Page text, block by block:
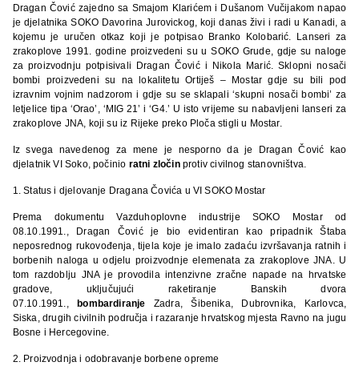
Dragan Čović zajedno sa Smajom Klarićem i Dušanom Vučijakom napao
je djelatnika SOKO Davorina Jurovickog, koji danas živi i radi u Kanadi, a
kojemu je uručen otkaz koji je potpisao Branko Kolobarić. Lanseri za
zrakoplove 1991. godine proizvedeni su u SOKO Grude, gdje su naloge
za proizvodnju potpisivali Dragan Čović i Nikola Marić. Sklopni nosači
bombi proizvedeni su na lokalitetu Ortiješ – Mostar gdje su bili pod
izravnim vojnim nadzorom i gdje su se sklapali ‘skupni nosači bombi’ za
letjelice tipa ‘Orao’, ‘MIG 21’ i ‘G4.’ U isto vrijeme su nabavljeni lanseri za
zrakoplove JNA, koji su iz Rijeke preko Ploča stigli u Mostar.
Iz svega navedenog za mene je nesporno da je Dragan Čović kao
djelatnik VI Soko, počinio ratni zločinprotiv civilnog stanovništva.
1. Status i djelovanje Dragana Čovića u VI SOKO Mostar
Prema dokumentu Vazduhoplovne industrije SOKO Mostar od
08.10.1991., Dragan Čović je bio evidentiran kao pripadnik Štaba
neposrednog rukovođenja, tijela koje je imalo zadaću izvršavanja ratnih i
borbenih naloga u odjelu proizvodnje elemenata za zrakoplove JNA. U
tom razdoblju JNA je provodila intenzivne zračne napade na hrvatske
gradove, uključujući raketiranje Banskih dvora
07.10.1991.,bombardiranje Zadra, Šibenika, Dubrovnika, Karlovca,
Siska, drugih civilnih područja i razaranje hrvatskog mjesta Ravno na jugu
Bosne i Hercegovine.
2. Proizvodnja i odobravanje borbene opreme